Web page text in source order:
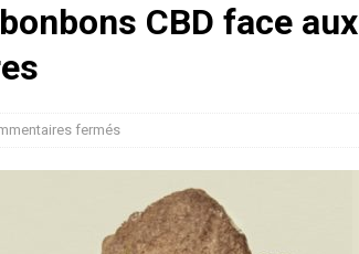
CBD face aux
fermés